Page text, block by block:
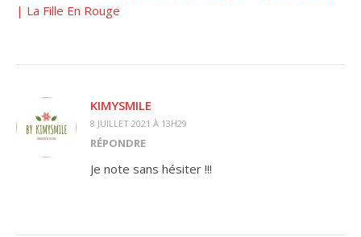
| La Fille En Rouge
KIMYSMILE
8 JUILLET 2021 À 13H29
RÉPONDRE
Je note sans hésiter !!!